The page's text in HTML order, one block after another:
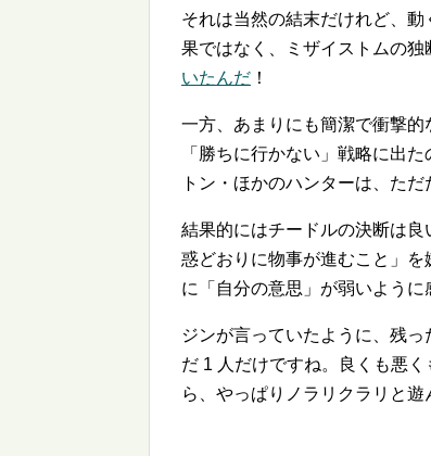
それは当然の結末だけれど、
果ではなく、ミザイストムの独
いたんだ ！
一方、あまりにも簡潔で衝撃
「勝ちに行かない」戦略に出
トン・ほかのハンターは、ただ
結果的にはチードルの決断は
惑どおりに物事が進むこと」
に「自分の意思」が弱いように
ジンが言っていたように、残
だ 1 人だけですね。良くも悪
ら、やっぱりノラリクラリと遊